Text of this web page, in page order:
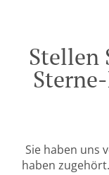
Stellen
Sie haben uns
haben